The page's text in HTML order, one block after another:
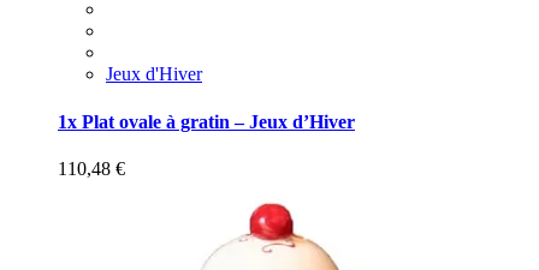
Jeux d'Hiver
1x Plat ovale à gratin – Jeux d’Hiver
110,48 €